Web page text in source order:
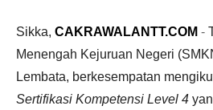
Sikka, CAKRAWALANTT.COM -
Menengah Kejuruan Negeri
Lembata, berkesempatan
Sertifikasi Kompetensi Level 4